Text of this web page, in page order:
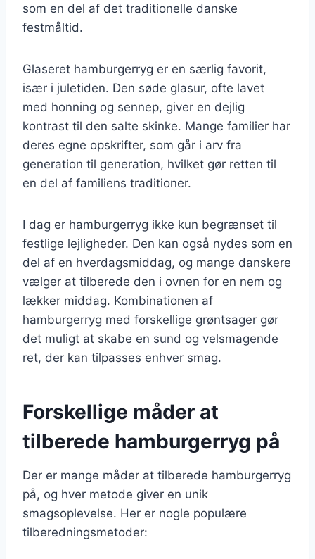
som en del af det traditionelle danske
festmåltid.
Glaseret hamburgerryg er en særlig favorit,
især i juletiden. Den søde glasur, ofte lavet
med honning og sennep, giver en dejlig
kontrast til den salte skinke. Mange familier har
deres egne opskrifter, som går i arv fra
generation til generation, hvilket gør retten til
en del af familiens traditioner.
I dag er hamburgerryg ikke kun begrænset til
festlige lejligheder. Den kan også nydes som en
del af en hverdagsmiddag, og mange danskere
vælger at tilberede den i ovnen for en nem og
lækker middag. Kombinationen af
hamburgerryg med forskellige grøntsager gør
det muligt at skabe en sund og velsmagende
ret, der kan tilpasses enhver smag.
Forskellige måder at
tilberede hamburgerryg på
Der er mange måder at tilberede hamburgerryg
på, og hver metode giver en unik
smagsoplevelse. Her er nogle populære
tilberedningsmetoder: